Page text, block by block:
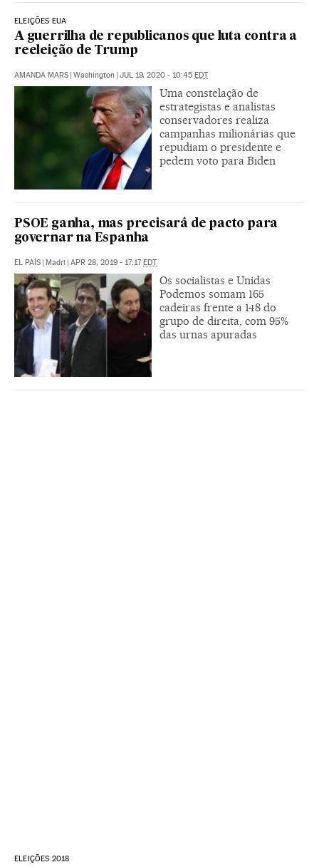
ELEIÇÕES EUA
A guerrilha de republicanos que luta contra a
reeleição de Trump
AMANDA MARS | Washington | JUL 19, 2020 - 10:45 EDT
Uma constelação de
estrategistas e analistas
conservadores realiza
campanhas milionárias que
repudiam o presidente e
pedem voto para Biden
PSOE ganha, mas precisará de pacto para
governar na Espanha
EL PAÍS | Madri | APR 28, 2019 - 17:17EDT
Os socialistas e Unidas
Podemos somam 165
cadeiras frente a 148 do
grupo de direita, com 95%
das urnas apuradas
ELEIÇÕES 2018